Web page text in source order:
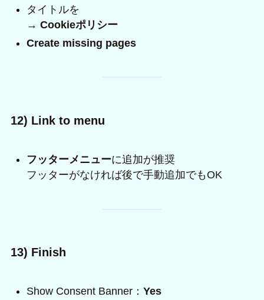
タイトルを
→ Cookieポリシー
Create missing pages
12) Link to menu
フッターメニューに追加が推奨
フッターがなければ後で手動追加でもOK
13) Finish
Show Consent Banner： Yes